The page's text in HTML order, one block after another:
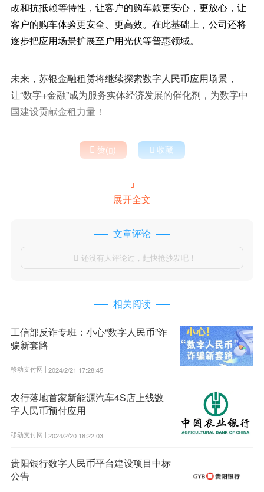
改和抗抵赖等特性，让客户的购车款更安心，更放心，让
客户的购车体验更安全、更高效。在此基础上，公司还将
逐步把应用场景扩展至户用光伏等普惠领域。
未来，苏银金融租赁将继续探索数字人民币应用场景，
让“数字+金融”成为服务实体经济发展的催化剂，为数字中
国建设贡献金租力量！
 赞()  收藏

展开全文
文章评论
 还没有人评论过，赶快抢沙发吧！
相关阅读
工信部反诈专班：小心“数字人民币”诈
骗新套路
移动支付网 | 2024/2/21 17:28:45
农行落地首家新能源汽车4S店上线数
字人民币预付应用
移动支付网 | 2024/2/20 18:22:03
贵阳银行数字人民币平台建设项目中标
公告